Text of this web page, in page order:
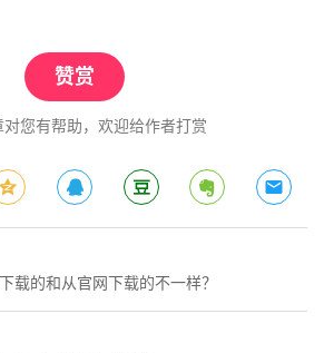
赞赏
您有帮助，欢迎给作者打赏
载的和从官网下载的不一样？